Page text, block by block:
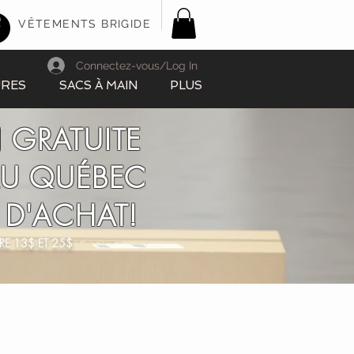
VÊTEMENTS BRIGIDE
SACS À MAIN PLUS
Connectez-vous/Log In
QUÉBEC
13$ ET 25$